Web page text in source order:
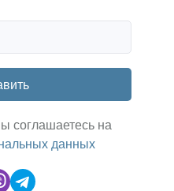
соглашаетесь на
данных